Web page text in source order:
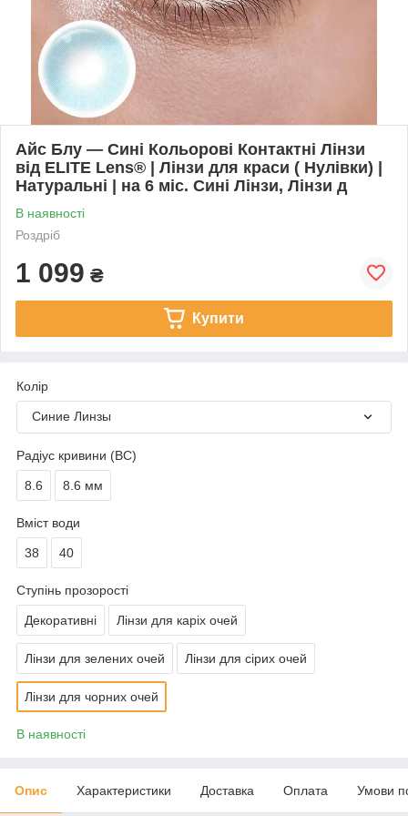
Айс Блу — Сині Кольорові Контактні Лінзи
від ELITE Lens® | Лінзи для краси ( Нулівки) |
Натуральні | на 6 міс. Сині Лінзи, Лінзи д
В наявності
Роздріб
1 099 ₴
Купити
Колір
Синие Линзы
Радіус кривини (BC)
8.6 8.6 мм
Вміст води
38 40
Ступінь прозорості
Декоративні Лінзи для каріх очей
Лінзи для зелених очей Лінзи для сірих очей
Лінзи для чорних очей
В наявності
Опис Характеристики Доставка Оплата Умови